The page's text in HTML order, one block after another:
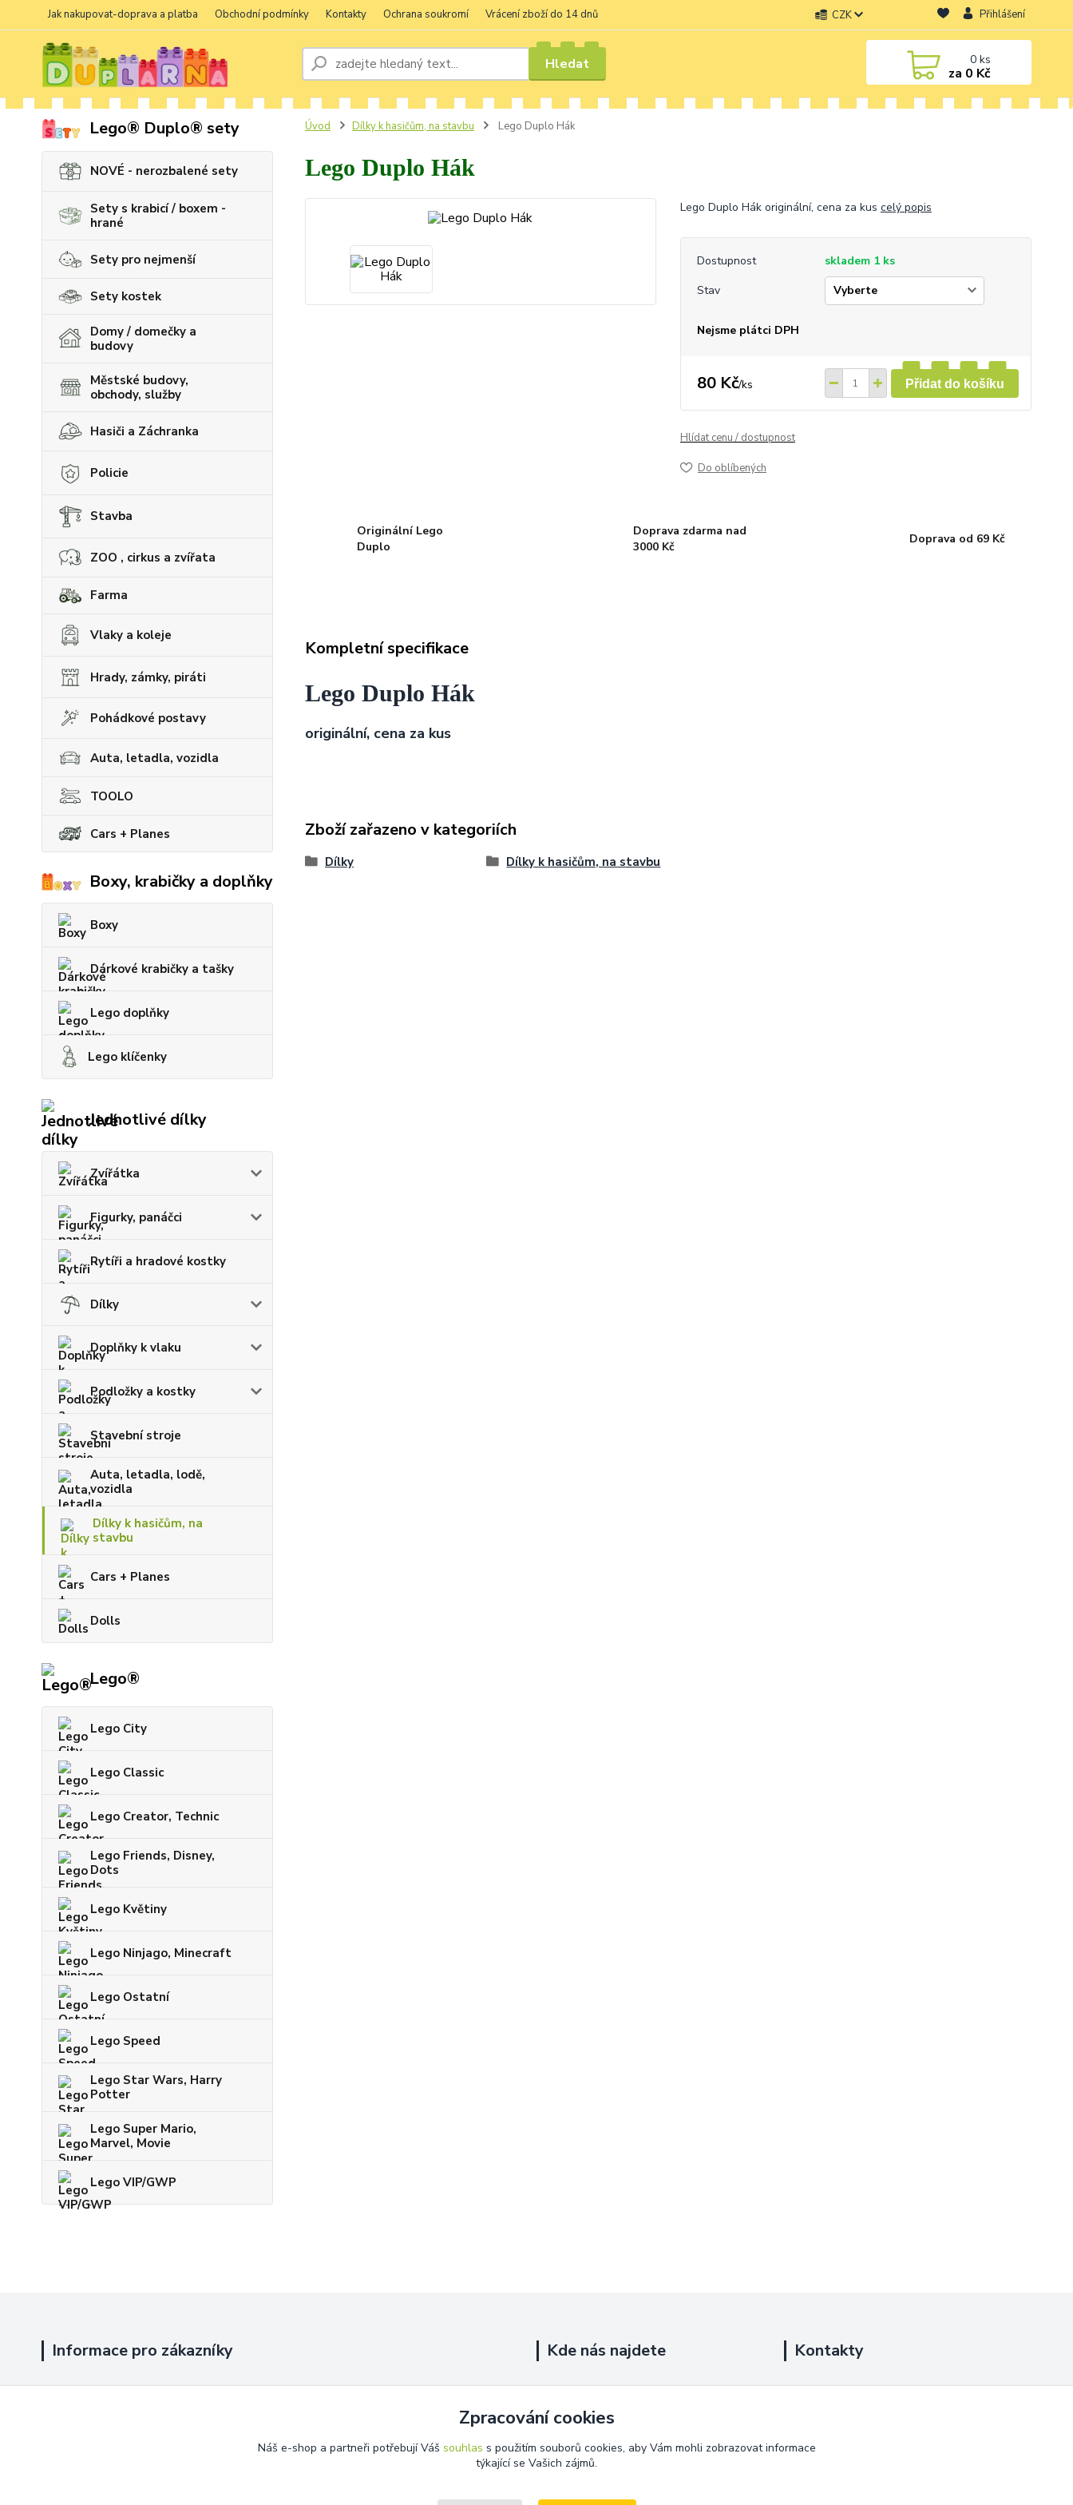
Jak nakupovat-doprava a platba Obchodní podmínky Kontakty Ochrana soukromí Vrácení zboží do 14 dnů CZK Přihlášení
Hledat 0ks
za 0 Kč
Lego® Duplo® sety
NOVÉ - nerozbalené sety
Sety s krabicí / boxem -
hrané
Sety pro nejmenší
Sety kostek
Domy / domečky a
budovy
Městské budovy,
obchody, služby
Hasiči a Záchranka
Policie
Stavba
ZOO , cirkus a zvířata
Farma
Vlaky a koleje
Hrady, zámky, piráti
Pohádkové postavy
Auta, letadla, vozidla
TOOLO
Cars + Planes
Boxy, krabičky a doplňky
Boxy
Dárkové krabičky a tašky
Lego doplňky
Lego klíčenky
Jednotlivé dílky
Zvířátka
Figurky, panáčci
Rytíři a hradové kostky
Dílky
Doplňky k vlaku
Podložky a kostky
Stavební stroje
Auta, letadla, lodě,
vozidla
Dílky k hasičům, na
stavbu
Cars + Planes
Dolls
Lego®
Lego City
Lego Classic
Lego Creator, Technic
Lego Friends, Disney,
Dots
Lego Květiny
Lego Ninjago, Minecraft
Lego Ostatní
Lego Speed
Lego Star Wars, Harry
Potter
Lego Super Mario,
Marvel, Movie
Lego VIP/GWP
Úvod Dílky k hasičům, na stavbu Lego Duplo Hák
Lego Duplo Hák
Lego Duplo Hák originální, cena za kus celý popis
Dostupnost
skladem 1 ks
Stav
Nejsme plátci DPH
80 Kč/ks Přidat do košíku
Hlídat cenu / dostupnost
Do oblíbených
Originální Lego
Duplo
Doprava zdarma nad
3000 Kč
Doprava od 69 Kč
Kompletní specifikace
Lego Duplo Hák
originální, cena za kus
Zboží zařazeno v kategoriích
Dílky Dílky k hasičům, na stavbu
Informace pro zákazníky Kde nás najdete
Uhelná 719/5
Říčany, 251 01
Na této adrese není prodejna.
Kontakty
+420 725 889 873
info@duplarna.cz
Zpracování cookies
Náš e-shop a partneři potřebují Váš souhlas s použitím souborů cookies, aby Vám mohli zobrazovat informace
týkající se Vašich zájmů.